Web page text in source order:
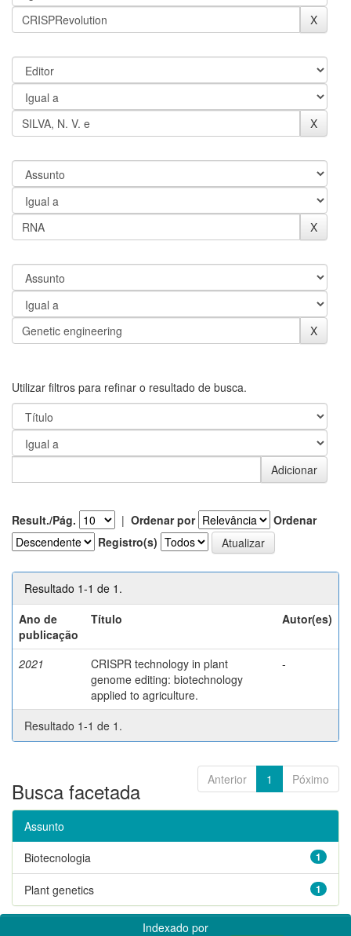
Utilizar filtros para refinar o resultado de busca.
Result./Pág. | Ordenar por
Ordenar
Registro(s)
Resultado 1-1 de 1.
Ano de
publicação
Título Autor(es)
2021
CRISPR technology in plant
genome editing: biotechnology
applied to agriculture.
-
Resultado 1-1 de 1.
Anterior 1 Póximo
Busca facetada
Assunto
1
Biotecnologia
1
Plant genetics
Indexado por